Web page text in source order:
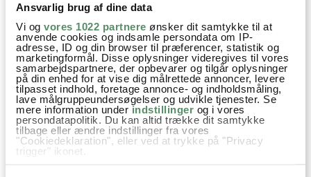
Ansvarlig brug af dine data
Vi og vores 1022 partnere ønsker dit samtykke til at
anvende cookies og indsamle persondata om IP-
adresse, ID og din browser til præferencer, statistik og
marketingformål. Disse oplysninger videregives til vores
samarbejdspartnere, der opbevarer og tilgår oplysninger
på din enhed for at vise dig målrettede annoncer, levere
tilpasset indhold, foretage annonce- og indholdsmåling,
lave målgruppeundersøgelser og udvikle tjenester. Se
mere information underindstillinger og i vores
persondatapolitik. Du kan altid trække dit samtykke
tilbage eller ændre indstillinger fra vores
"Cookiedeklaration", eller ved at trykke på "Privacy
trigger" ikonet.
andet. 😃
besvar
Ann-Christine:
7. december 2025 kl. 16:45
Hej Winnie
Det er så fint! Den skal også bare i lagen – det er
opdateret nu.
God fornøjelse og glædelig jul